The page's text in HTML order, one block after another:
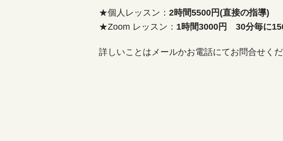
★個人レッスン： 2時間5500円(直接の指導)
★Zoom レッスン： 1時間3000円 30分毎に
詳しいことはメールかお電話にてお問合せく